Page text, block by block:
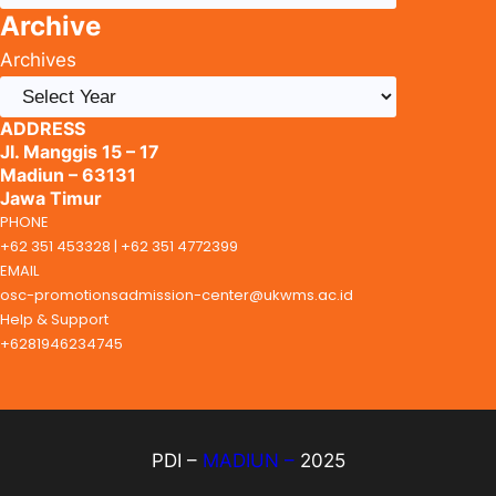
Archive
Archives
ADDRESS
Jl. Manggis 15 – 17
Madiun – 63131
Jawa Timur
PHONE
+62 351 453328 | +62 351 4772399
EMAIL
osc-promotionsadmission-center@ukwms.ac.id
Help & Support
+6281946234745
PDI – MADIUN –2025